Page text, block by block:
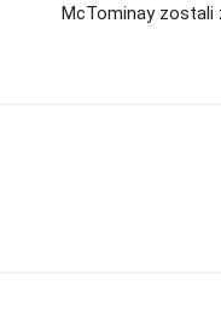
McTominay zostali